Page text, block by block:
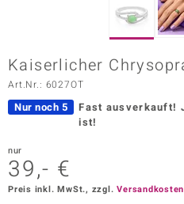
Vogue
Paraíso
Kaiserlicher
Art.Nr.: 6027OT
Nur noch 5 Fast ausverkauft!
ist!
nur
39,- €
Preis inkl. MwSt., zzgl.Versandkosten